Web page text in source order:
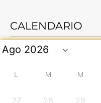
CALENDARIO
L M M
27 28 29